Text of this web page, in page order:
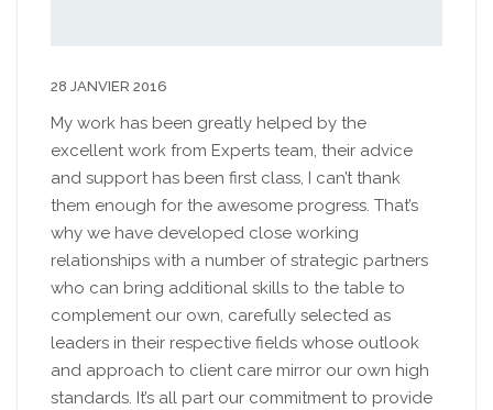
28 JANVIER 2016
My work has been greatly helped by the
excellent work from Experts team, their advice
and support has been first class, I can’t thank
them enough for the awesome progress. That’s
why we have developed close working
relationships with a number of strategic partners
who can bring additional skills to the table to
complement our own, carefully selected as
leaders in their respective fields whose outlook
and approach to client care mirror our own high
standards. It’s all part our commitment to provide